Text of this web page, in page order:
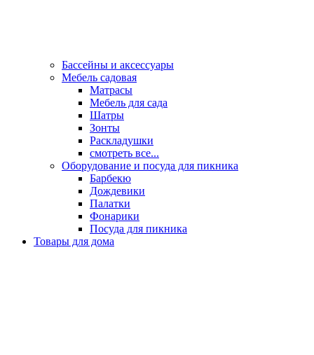
Бассейны и аксессуары
Мебель садовая
Матрасы
Мебель для сада
Шатры
Зонты
Раскладушки
смотреть все...
Оборудование и посуда для пикника
Барбекю
Дождевики
Палатки
Фонарики
Посуда для пикника
Товары для дома